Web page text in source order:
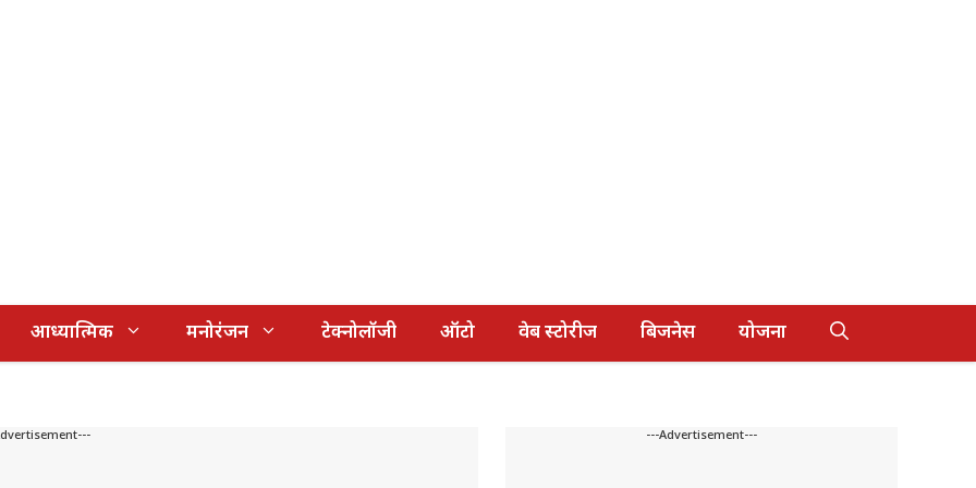
आध्यात्मिक मनोरंजन टेक्नोलॉजी ऑटो वेब स्टोरीज बिजनेस योजना
---Advertisement---